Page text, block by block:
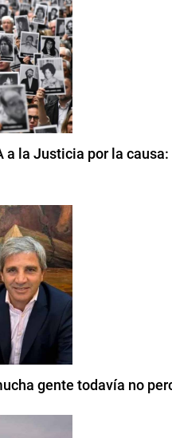
a la Justicia por la
gente todavía no